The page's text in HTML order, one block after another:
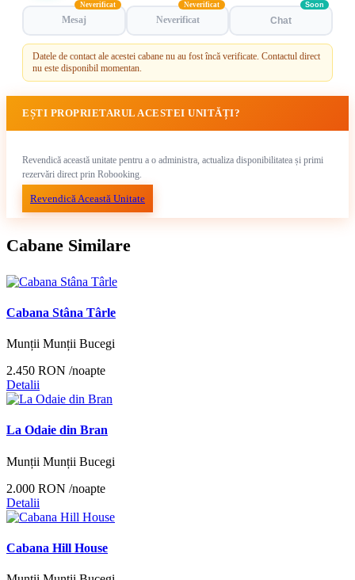
Mesaj
Neverificat
Neverificat
Neverificat
Chat
Soon
Datele de contact ale acestei cabane nu au fost încă verificate. Contactul direct
nu este disponibil momentan.
EȘTI PROPRIETARUL ACESTEI UNITĂȚI?
Revendică această unitate pentru a o administra, actualiza disponibilitatea și primi
rezervări direct prin Robooking.
Revendică Această Unitate
Cabane Similare
Cabana Stâna Târle
Munții Munții Bucegi
2.450 RON /noapte
Detalii
La Odaie din Bran
Munții Munții Bucegi
2.000 RON /noapte
Detalii
Cabana Hill House